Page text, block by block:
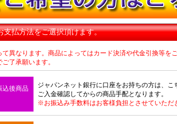
支払方法をご選択頂けます。
異なります。商品によってはカード決済や代金引換等を
了承願います。
込後商品
ジャパンネット銀行に口座をお持ちの方は、こ
ご入金確認してからの商品手配となります。
※お振込み手数料はお客様負担とさせていただ